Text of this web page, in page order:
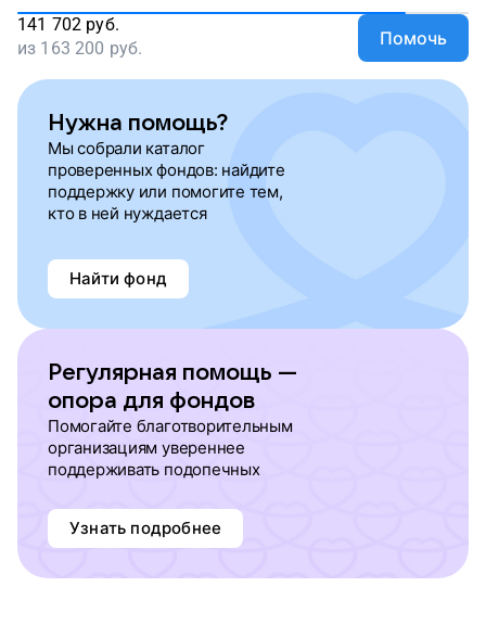
141 702 руб.
из 163 200 руб. Помочь
Нужна помощь?
Мы собрали каталог
проверенных фондов: найдите
поддержку или помогите тем,
кто в ней нуждается
Найти фонд
Регулярная помощь —
опора для фондов
Помогайте благотворительным
организациям увереннее
поддерживать подопечных
Узнать подробнее